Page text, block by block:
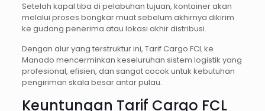
Setelah kapal tiba di pelabuhan tujuan, kontainer akan
melalui proses bongkar muat sebelum akhirnya dikirim
ke gudang penerima atau lokasi akhir distribusi.
Dengan alur yang terstruktur ini, Tarif Cargo FCL ke
Manado mencerminkan keseluruhan sistem logistik yang
profesional, efisien, dan sangat cocok untuk kebutuhan
pengiriman skala besar antar pulau.
Keuntungan Tarif Cargo FCL